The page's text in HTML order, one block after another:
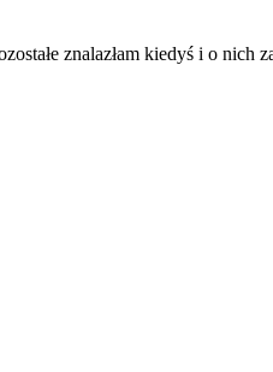
znalazłam kiedyś i o nich